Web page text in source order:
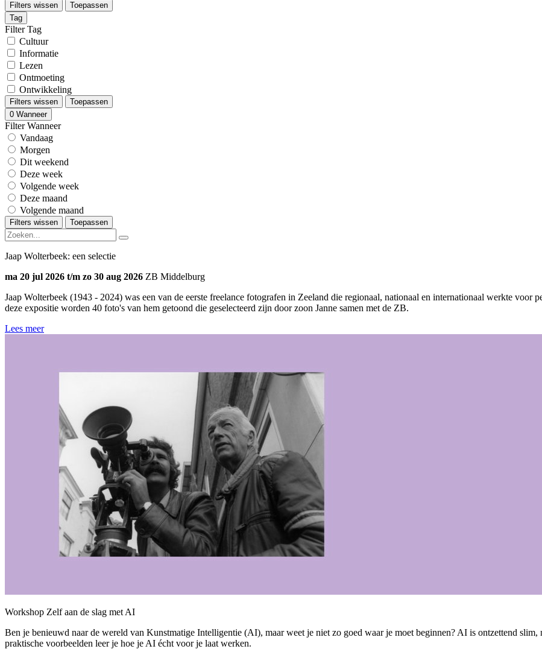
Filters wissen
Toepassen
Tag
Filter Tag
Cultuur
Informatie
Lezen
Ontmoeting
Ontwikkeling
Filters wissen
Toepassen
0 Wanneer
Filter Wanneer
Vandaag
Morgen
Dit weekend
Deze week
Volgende week
Deze maand
Volgende maand
Filters wissen Toepassen
Jaap Wolterbeek: een selectie
ma 20 jul 2026 t/m zo 30 aug 2026 ZB Middelburg
Jaap Wolterbeek (1943 - 2024) was een van de eerste freelance fotografen in Zeeland die regionaal, nationaal en internationaal werkte voor
deze expositie worden 40 foto's van hem getoond die geselecteerd zijn door zoon Janne samen met de ZB.
Lees meer
Workshop Zelf aan de slag met AI
Ben je benieuwd naar de wereld van Kunstmatige Intelligentie (AI), maar weet je niet zo goed waar je moet beginnen? AI is ontzettend slim,
praktische voorbeelden leer je hoe je AI écht voor je laat werken.